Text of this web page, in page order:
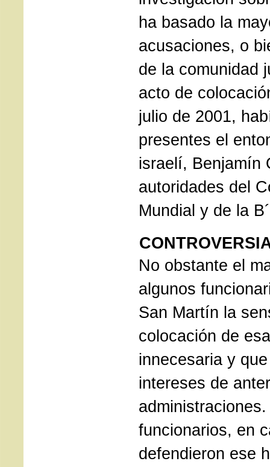
ha basado la
acusaciones, o
de la comunidad
acto de
julio de 2001,
presentes el
israelí, Benjamín
autoridades del
Mundial y de la
No obstante el
algunos
San Martín la
colocación de
innecesaria y
intereses de
funcionarios, en
defendieron ese